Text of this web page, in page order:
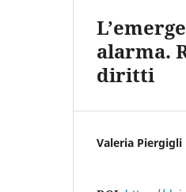
alarma.
diritti
Valeria Piergigli